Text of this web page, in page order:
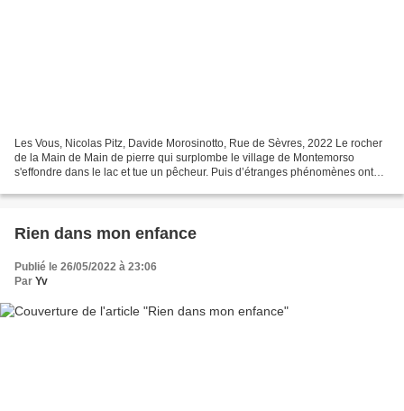
Les Vous, Nicolas Pitz, Davide Morosinotto, Rue de Sèvres, 2022 Le rocher
de la Main de Main de pierre qui surplombe le village de Montemorso
s'effondre dans le lac et tue un pêcheur. Puis d’étranges phénomènes ont
Rien dans mon enfance
Publié le 26/05/2022 à 23:06
Par Yv